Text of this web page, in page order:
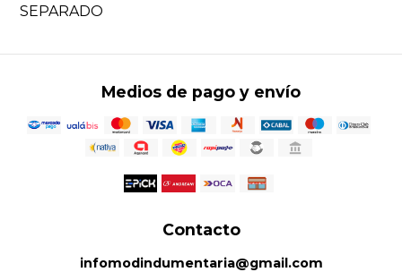
SEPARADO
Medios de pago y envío
Contacto
infomodindumentaria@gmail.com